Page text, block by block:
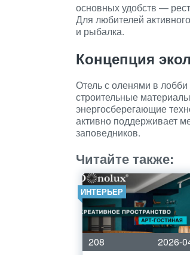
основных удобств —
Для любителей
и рыбалка.
Концепция
Отель с оленями в лобби
строительные
энергосберегающие
активно поддерживает
заповедников.
Читайте также:
ИНТЕРЬЕР
208
2026-